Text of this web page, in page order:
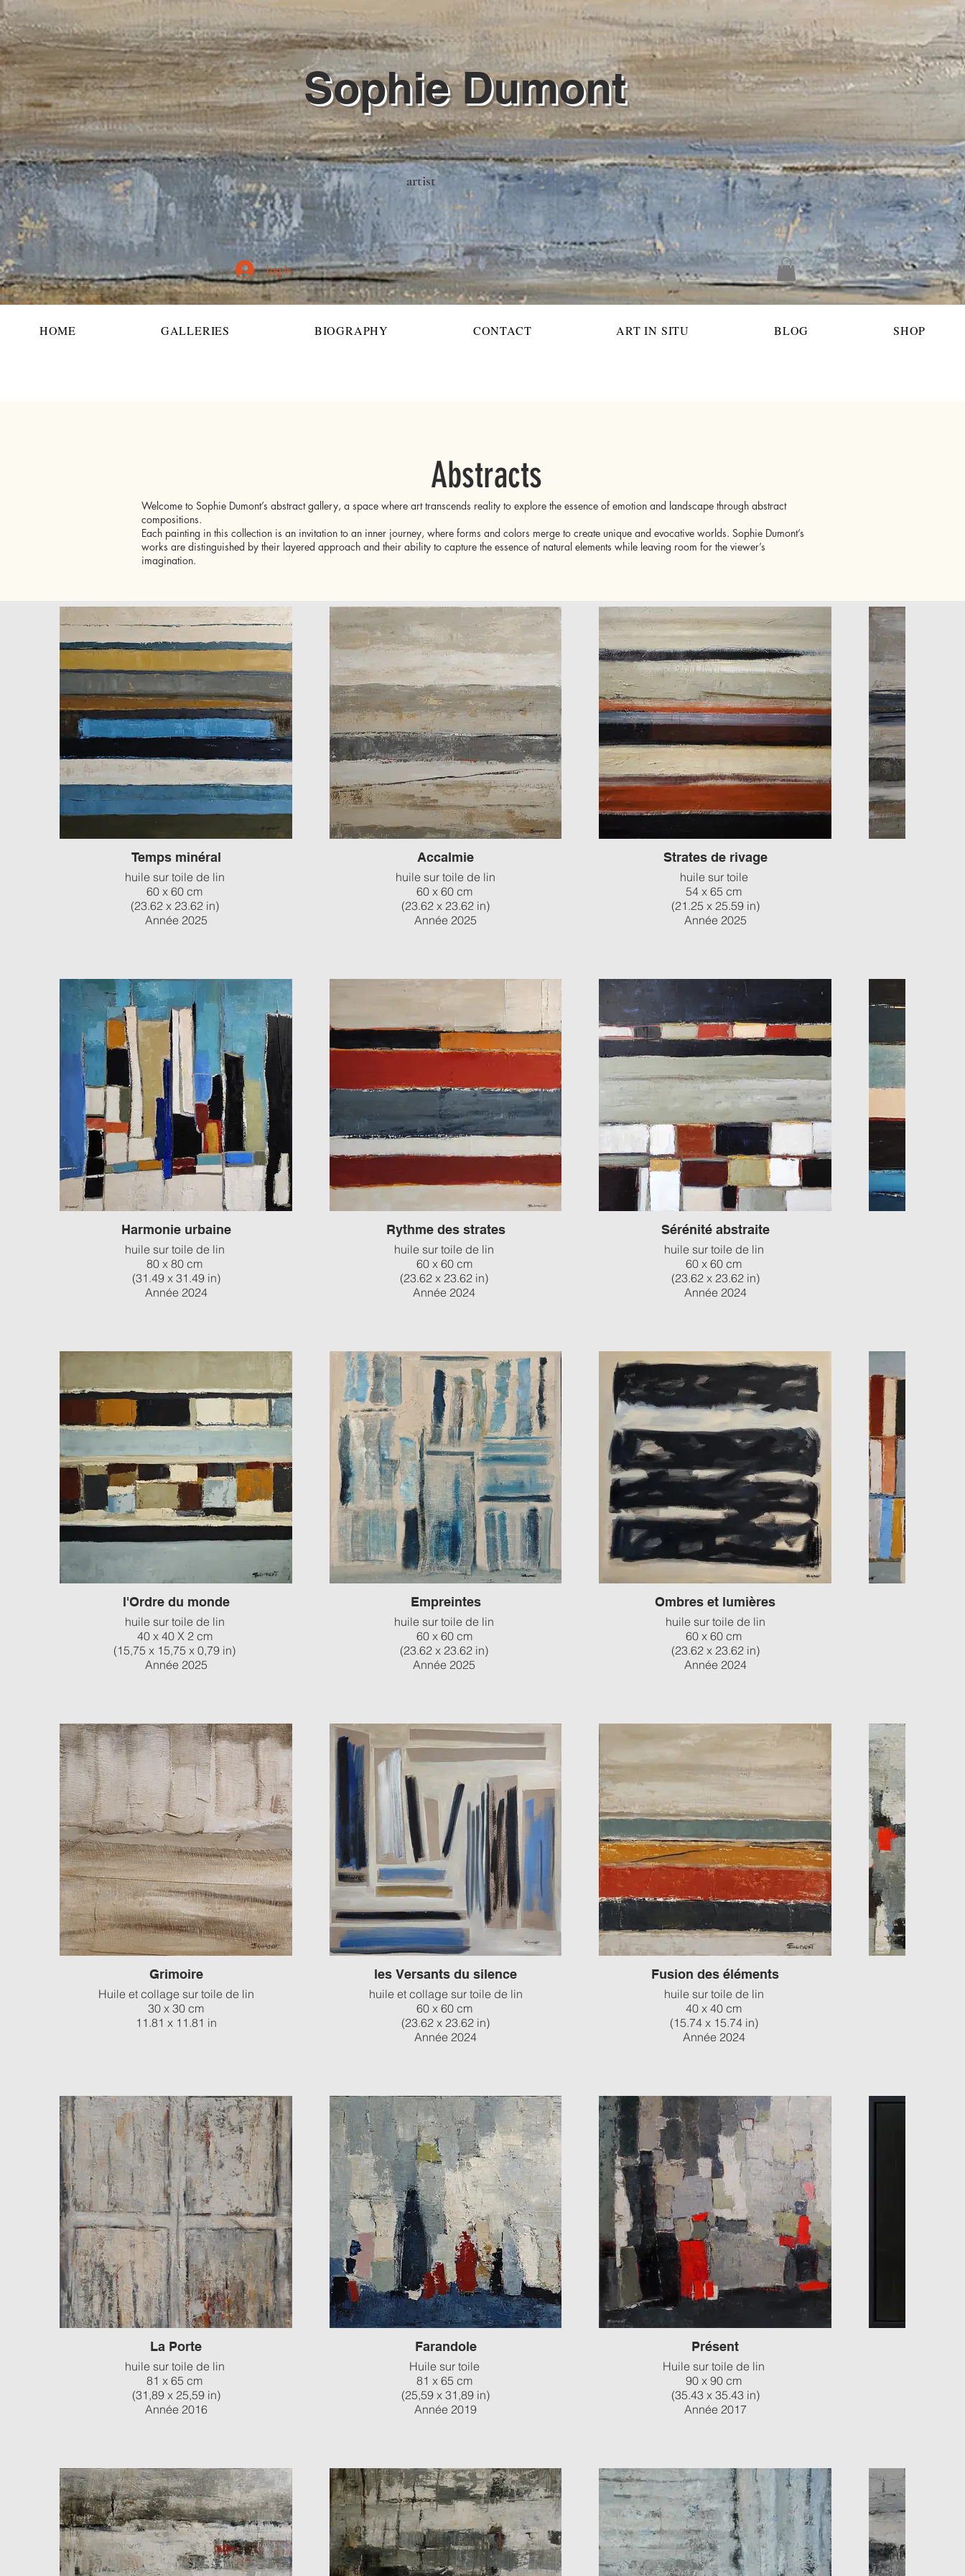
Sophie Dumont
artist
Log In
HOME GALLERIES BIOGRAPHY CONTACT ART IN SITU BLOG SHOP
Abstracts
Welcome to Sophie Dumont’s abstract gallery, a space where art transcends reality to explore the essence of emotion and landscape through abstract
compositions.
Each painting in this collection is an invitation to an inner journey, where forms and colors merge to create unique and evocative worlds. Sophie Dumont’s
works are distinguished by their layered approach and their ability to capture the essence of natural elements while leaving room for the viewer’s
imagination.
Temps minéral
huile sur toile de lin
60 x 60 cm
(23.62 x 23.62 in)
Année 2025
Accalmie
huile sur toile de lin
60 x 60 cm
(23.62 x 23.62 in)
Année 2025
Strates de rivage
huile sur toile
54 x 65 cm
(21.25 x 25.59 in)
Année 2025
Harmonie urbaine
huile sur toile de lin
80 x 80 cm
(31.49 x 31.49 in)
Année 2024
Rythme des strates
huile sur toile de lin
60 x 60 cm
(23.62 x 23.62 in)
Année 2024
Sérénité abstraite
huile sur toile de lin
60 x 60 cm
(23.62 x 23.62 in)
Année 2024
l'Ordre du monde
huile sur toile de lin
40 x 40 X 2 cm
(15,75 x 15,75 x 0,79 in)
Année 2025
Empreintes
huile sur toile de lin
60 x 60 cm
(23.62 x 23.62 in)
Année 2025
Ombres et lumières
huile sur toile de lin
60 x 60 cm
(23.62 x 23.62 in)
Année 2024
Grimoire
Huile et collage sur toile de lin
30 x 30 cm
11.81 x 11.81 in
les Versants du silence
huile et collage sur toile de lin
60 x 60 cm
(23.62 x 23.62 in)
Année 2024
Fusion des éléments
huile sur toile de lin
40 x 40 cm
(15.74 x 15.74 in)
Année 2024
La Porte
huile sur toile de lin
81 x 65 cm
(31,89 x 25,59 in)
Année 2016
Farandole
Huile sur toile
81 x 65 cm
(25,59 x 31,89 in)
Année 2019
Présent
Huile sur toile de lin
90 x 90 cm
(35.43 x 35.43 in)
Année 2017